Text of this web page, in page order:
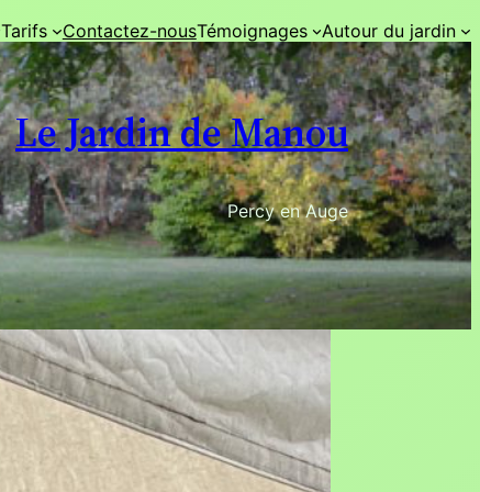
Tarifs Contactez-nousTémoignages Autour du jardin
Le Jardin de Manou
Percy en Auge